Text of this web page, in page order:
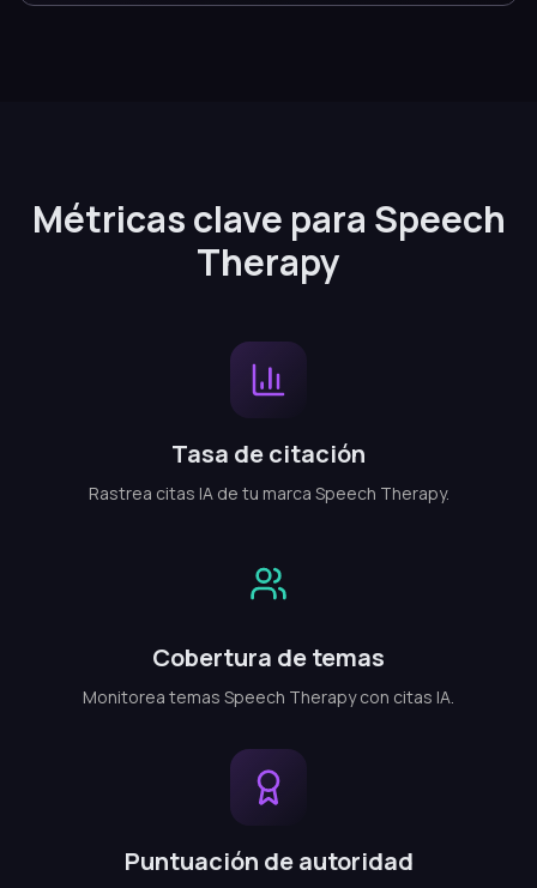
Métricas clave para Speech
Therapy
Tasa de citación
Rastrea citas IA de tu marca Speech Therapy.
Cobertura de temas
Monitorea temas Speech Therapy con citas IA.
Puntuación de autoridad